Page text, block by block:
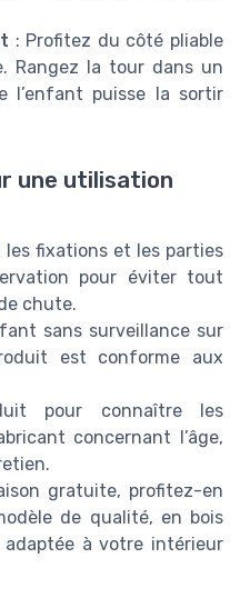
: Profitez du côté pliable
Rangez la tour dans un
l’enfant puisse la sortir
une utilisation
les fixations et les parties
pour éviter tout
chute.
sans surveillance sur
est conforme aux
pour connaître les
concernant l’âge,
gratuite, profitez-en
de qualité, en bois
à votre intérieur